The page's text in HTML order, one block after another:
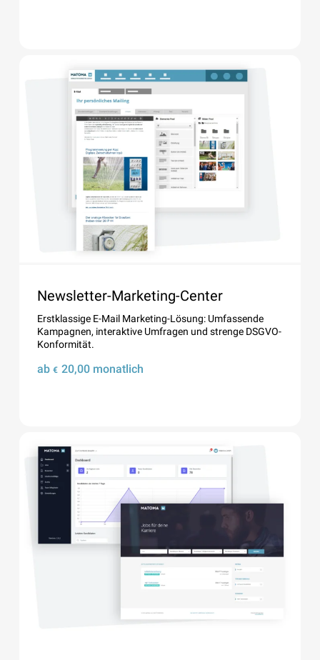
Newsletter-Marketing-Center
Erstklassige E-Mail Marketing-Lösung: Umfassende
Kampagnen, interaktive Umfragen und strenge DSGVO-
Konformität.
ab € 20,00monatlich